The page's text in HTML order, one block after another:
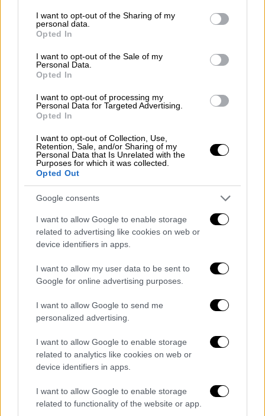
not limited to your visit or usage behaviour. You may click to
grant or deny consent to Google and its third-party tags to
use your data for below specified purposes in below Google
consent section.
I want to opt-out of the Sharing of my
personal data.
Opted In
I want to opt-out of the Sale of my
Personal Data.
Opted In
I want to opt-out of processing my
Personal Data for Targeted Advertising.
Opted In
I want to opt-out of Collection, Use,
Retention, Sale, and/or Sharing of my
Personal Data that Is Unrelated with the
Purposes for which it was collected.
Opted Out
Google consents
I want to allow Google to enable storage
related to advertising like cookies on web or
device identifiers in apps.
I want to allow my user data to be sent to
Google for online advertising purposes.
I want to allow Google to send me
personalized advertising.
I want to allow Google to enable storage
related to analytics like cookies on web or
device identifiers in apps.
I want to allow Google to enable storage
related to functionality of the website or app.
αρμόδιες υπηρεσίες της Περιφέρειας, του
δήμου αλλά και η αστυνομία, προκειμένου να
διαπιστωθεί τι συμβαίνει», τονίζει στο
ethnos.gr ο δήμαρχος Αλεξάνδρειας,
Παναγιώτης Γκυρίνης.
Κατά τον ίδιο, πλέονη δυσοσμία έχει σχεδόν
εξαφανιστεί από πόλη
Περιβάλλοντος της Περιφερειακής
Ενότητας Ημαθίαςδεν έχει βγάλει κάποιο
πόρισμα ακόμα για το συμβάν.
Θεωρώ και ελπίζω ότι δεν υπάρχει κάποιος
κίνδυνος για τους κατοίκους της περιοχής
Θα παρακολουθούμε την υπόθεση μέχρι
αύριο το πρωί και αναμένουμε το πόρισμα
μαζέψει όλες τις τριμμένες πέτρες από τη
βρεγμένη από το υγρό έκταση και να ρίξει
στο σημείο ζεώλιθο», σημειώνει ο κ.
Γκυρίνης.
ΟΛΕΣ ΟΙ ΕΙΔΗΣΕΙΣ
Σε επίσημη προσάρτηση τεσσάρων
περιοχών της Ουκρανίας προχωρά ο
Πούτιν - Οι υπογραφές «πέφτουν» την